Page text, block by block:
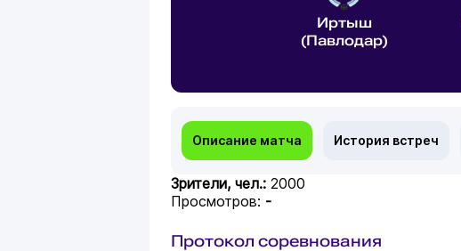
Иртыш
(Павлодар)
Описание матча История встреч
Зрители, чел.: 2000
Просмотров: -
Протокол соревнования